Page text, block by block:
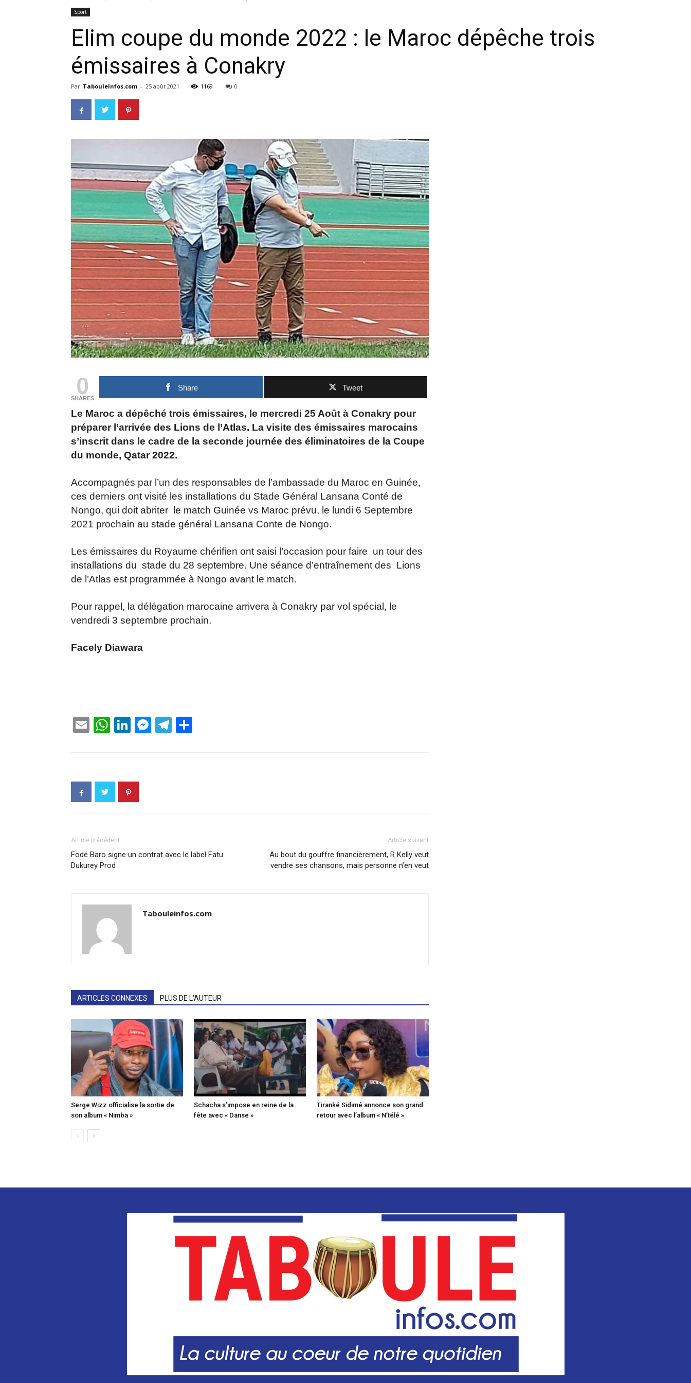
Sport
Elim coupe du monde 2022 : le Maroc dépêche trois
émissaires à Conakry
Par Tabouleinfos.com - 25 août 2021 1169 0
0
SHARES
Share Tweet
Le Maroc a dépêché trois émissaires, le mercredi 25 Août à Conakry pour
préparer l’arrivée des Lions de l’Atlas. La visite des émissaires marocains
s’inscrit dans le cadre de la seconde journée des éliminatoires de la Coupe
du monde, Qatar 2022.
Accompagnés par l’un des responsables de l’ambassade du Maroc en Guinée,
ces derniers ont visité les installations du Stade Général Lansana Conté de
Nongo, qui doit abriter le match Guinée vs Maroc prévu, le lundi 6 Septembre
2021 prochain au stade général Lansana Conte de Nongo.
Les émissaires du Royaume chérifien ont saisi l’occasion pour faire un tour des
installations du stade du 28 septembre. Une séance d’entraînement des Lions
de l’Atlas est programmée à Nongo avant le match.
Pour rappel, la délégation marocaine arrivera à Conakry par vol spécial, le
vendredi 3 septembre prochain.
Facely Diawara
EmailWhatsApp
LinkedIn
Messenger
Telegram
Article précédent
Fodé Baro signe un contrat avec le label Fatu
Dukurey Prod
Article suivant
Au bout du gouffre financièrement, R Kelly veut
vendre ses chansons, mais personne n’en veut
Tabouleinfos.com
ARTICLES CONNEXES PLUS DE L'AUTEUR
Serge Wizz officialise la sortie de
son album « Nimba »
Schacha s’impose en reine de la
fête avec « Danse »
Tiranké Sidimé annonce son grand
retour avec l’album « N’télé »